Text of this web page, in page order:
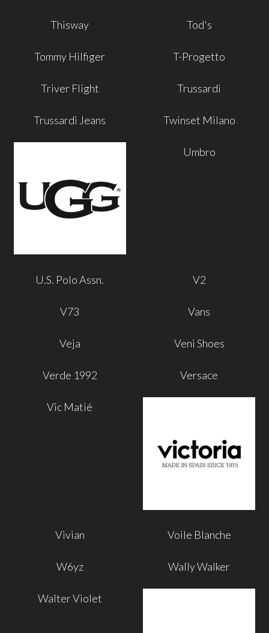
Thisway Tod's
Tommy Hilfiger T-Progetto
Triver Flight Trussardi
Trussardi Jeans Twinset Milano
Umbro
U.S. Polo Assn. V2
V73 Vans
Veja Veni Shoes
Verde 1992 Versace
Vic Matié
Vivian Voile Blanche
W6yz Wally Walker
Walter Violet